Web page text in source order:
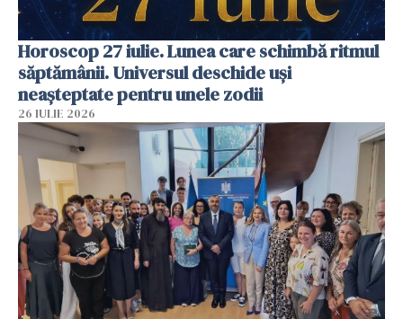
Horoscop 27 iulie. Lunea care schimbă ritmul
săptămânii. Universul deschide uși
neașteptate pentru unele zodii
26 IULIE 2026